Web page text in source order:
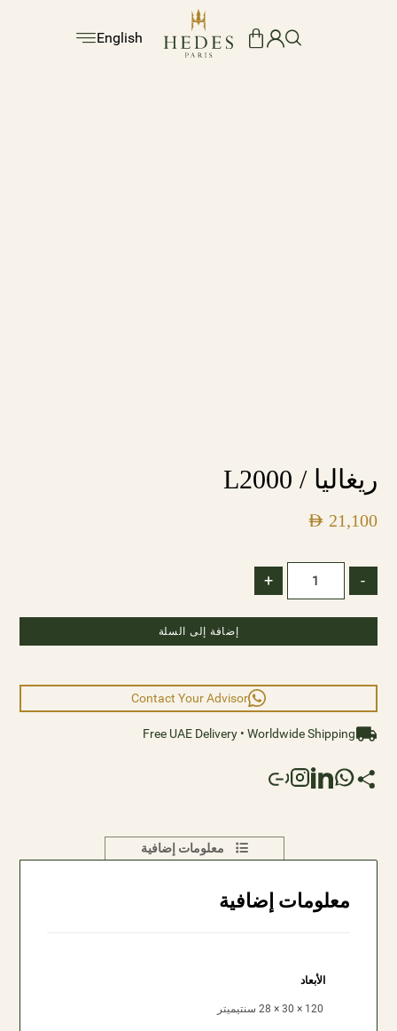
English
ريغاليا / L2000
AED 21,100
-
+
إضافة إلى السلة
Contact Your Advisor
Free UAE Delivery • Worldwide Shipping
معلومات إضافية
معلومات إضافية
الأبعاد
120 × 30 × 28 سنتيميتر